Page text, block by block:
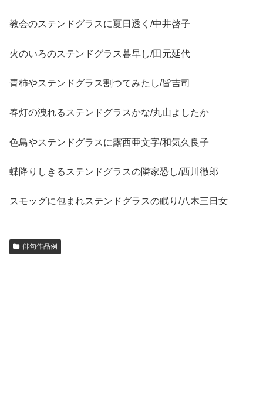
教会のステンドグラスに夏日透く/中井啓子
火のいろのステンドグラス暮早し/田元延代
青柿やステンドグラス割つてみたし/皆吉司
春灯の洩れるステンドグラスかな/丸山よしたか
色鳥やステンドグラスに露西亜文字/和気久良子
蝶降りしきるステンドグラスの隣家恐し/西川徹郎
スモッグに包まれステンドグラスの眠り/八木三日女
俳句作品例